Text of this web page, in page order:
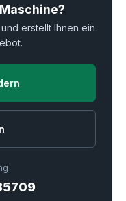
erstellt Ihnen ein